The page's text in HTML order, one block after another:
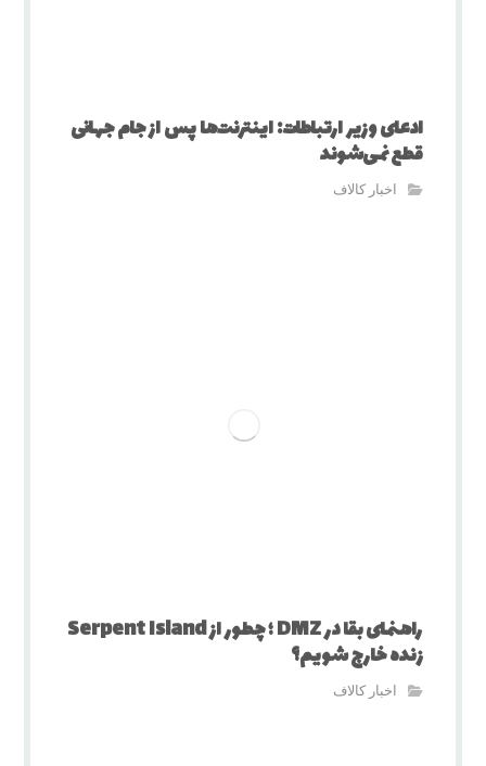
ادعای وزیر ارتباطات: اینترنت‌ها پس از جام جهانی
قطع نمی‌شوند
اخبار کالاف
راهنمای بقا در DMZ ؛ چطور از Serpent Island
زنده خارج شویم؟
اخبار کالاف